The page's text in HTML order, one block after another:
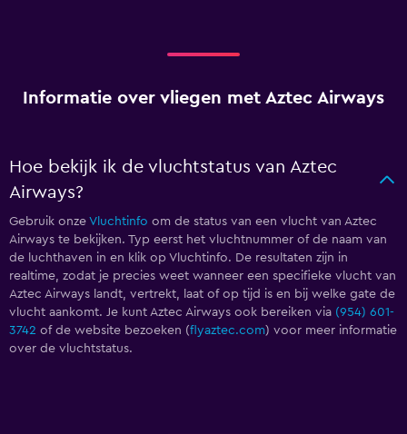
Informatie over vliegen met Aztec Airways
Hoe bekijk ik de vluchtstatus van Aztec
Airways?
Gebruik onze Vluchtinfo om de status van een vlucht van Aztec
Airways te bekijken. Typ eerst het vluchtnummer of de naam van
de luchthaven in en klik op Vluchtinfo. De resultaten zijn in
realtime, zodat je precies weet wanneer een specifieke vlucht van
Aztec Airways landt, vertrekt, laat of op tijd is en bij welke gate de
vlucht aankomt. Je kunt Aztec Airways ook bereiken via (954) 601-
3742 of de website bezoeken (flyaztec.com) voor meer informatie
over de vluchtstatus.